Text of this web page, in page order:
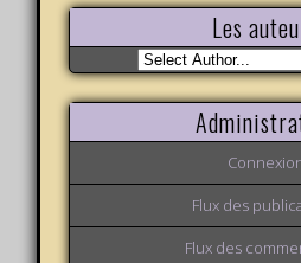
Les
Flux des
Flux des